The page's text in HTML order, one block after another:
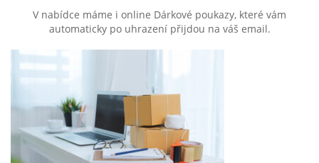
V nabídce máme i online Dárkové poukazy, které vám
automaticky po uhrazení přijdou na váš email.